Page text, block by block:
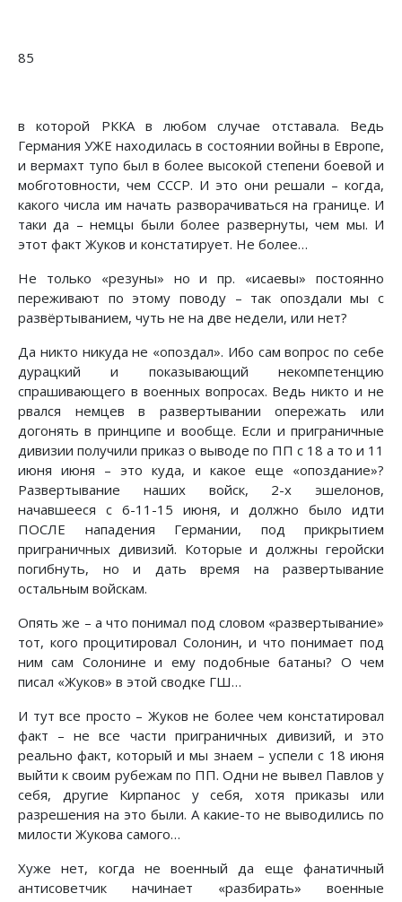
85
в которой РККА в любом случае отставала. Ведь
Германия УЖЕ находилась в состоянии войны в Европе,
и вермахт тупо был в более высокой степени боевой и
мобготовности, чем СССР. И это они решали – когда,
какого числа им начать разворачиваться на границе. И
таки да – немцы были более развернуты, чем мы. И
этот факт Жуков и констатирует. Не более…
Не только «резуны» но и пр. «исаевы» постоянно
переживают по этому поводу – так опоздали мы с
развёртыванием, чуть не на две недели, или нет?
Да никто никуда не «опоздал». Ибо сам вопрос по себе
дурацкий и показывающий некомпетенцию
спрашивающего в военных вопросах. Ведь никто и не
рвался немцев в развертывании опережать или
догонять в принципе и вообще. Если и приграничные
дивизии получили приказ о выводе по ПП с 18 а то и 11
июня июня – это куда, и какое еще «опоздание»?
Развертывание наших войск, 2-х эшелонов,
начавшееся с 6-11-15 июня, и должно было идти
ПОСЛЕ нападения Германии, под прикрытием
приграничных дивизий. Которые и должны геройски
погибнуть, но и дать время на развертывание
остальным войскам.
Опять же – а что понимал под словом «развертывание»
тот, кого процитировал Солонин, и что понимает под
ним сам Солонине и ему подобные батаны? О чем
писал «Жуков» в этой сводке ГШ…
И тут все просто – Жуков не более чем констатировал
факт – не все части приграничных дивизий, и это
реально факт, который и мы знаем – успели с 18 июня
выйти к своим рубежам по ПП. Одни не вывел Павлов у
себя, другие Кирпанос у себя, хотя приказы или
разрешения на это были. А какие-то не выводились по
милости Жукова самого…
Хуже нет, когда не военный да еще фанатичный
антисоветчик начинает «разбирать» военные